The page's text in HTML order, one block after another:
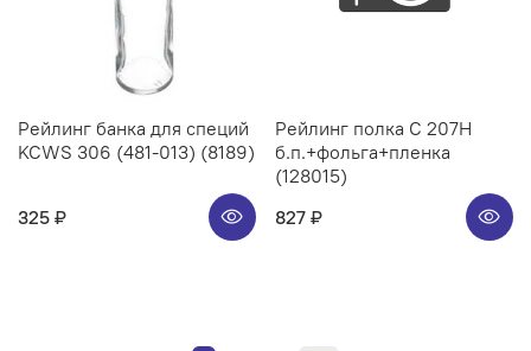
Рейлинг банка для специй
KCWS 306 (481-013) (8189)
325 ₽
Рейлинг полка C 207H
б.п.+фольга+пленка
(128015)
827 ₽